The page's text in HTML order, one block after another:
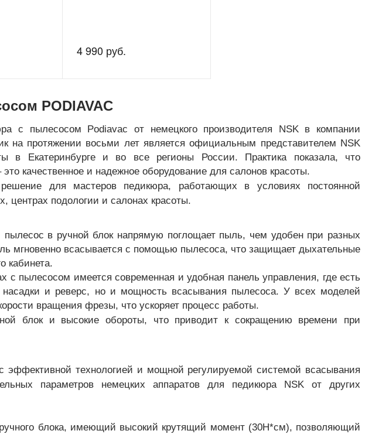
4 990 руб.
PODIAVAC
с пылесосом Podiavac от немецкого производителя NSK в компании
на протяжении восьми лет является официальным представителем NSK
в Екатеринбурге и во все регионы России. Практика показала, что
качественное и надежное оборудование для салонов красоты.
для мастеров педикюра, работающих в условиях постоянной
центрах подологии и салонах красоты.
в ручной блок напрямую поглощает пыль, чем удобен при разных
мгновенно всасывается с помощью пылесоса, что защищает дыхательные
кабинета.
с пылесосом имеется современная и удобная панель управления, где есть
насадки и реверс, но и мощность всасывания пылесоса. У всех моделей
вращения фрезы, что ускоряет процесс работы.
блок и высокие обороты, что приводит к сокращению времени при
эффективной технологией и мощной регулируемой системой всасывания
параметров немецких аппаратов для педикюра NSK от других
блока, имеющий высокий крутящий момент (30H*см), позволяющий